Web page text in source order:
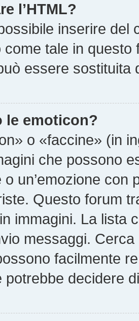
l’HTML?
inserire del
come tale in
essere sostituita
le emoticon?
o «faccine» (in
che possono
o un’emozione
Questo forum
immagini. La lista
messaggi.
facilmente
potrebbe decidere